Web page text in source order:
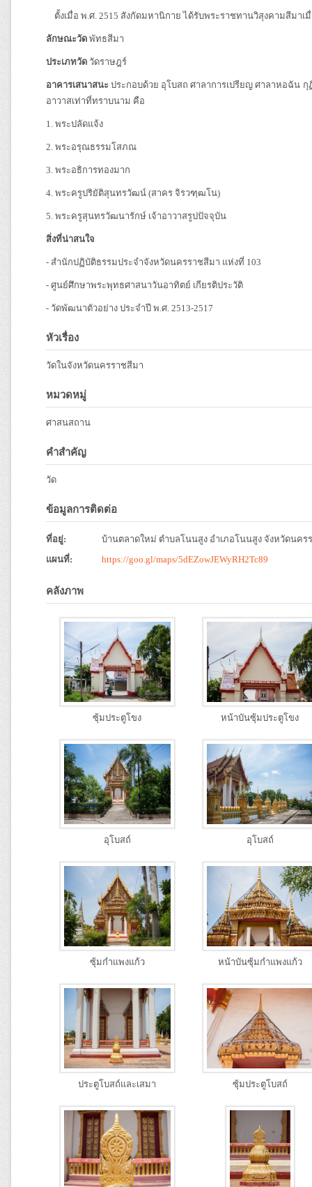
ตั้งเมื่อ พ.ศ. 2515 สังกัดมหานิกาย ได้รับพระราชทานวิสุงคามสีมาเมื่
ลักษณะวัด พัทธสีมา
ประเภทวัด วัดราษฎร์
อาคารเสนาสนะ ประกอบด้วย อุโบสถ ศาลาการเปรียญ ศาลาหอฉัน
อาวาสเท่าที่ทราบนาม คือ
1. พระปลัดแจ้ง
2. พระอรุณธรรมโสภณ
3. พระอธิการทองมาก
4. พระครูปริยัติสุนทรวัฒน์ (สาคร จิรวฑฺฒโน)
5. พระครูสุนทรวัฒนารักษ์ เจ้าอาวาสรูปปัจจุบัน
สิ่งที่น่าสนใจ
- สำนักปฏิบัติธรรมประจำจังหวัดนครราชสีมา แห่งที่ 103
- ศูนย์ศึกษาพระพุทธศาสนาวันอาทิตย์ เกียรติประวัติ
- วัดพัฒนาตัวอย่าง ประจำปี พ.ศ. 2513-2517
หัวเรื่อง
วัดในจังหวัดนครราชสีมา
หมวดหมู่
ศาสนสถาน
คำสำคัญ
วัด
ข้อมูลการติดต่อ
ที่อยู่:
บ้านตลาดใหม่ ตำบลโนนสูง อำเภอโนนสูง จังหวัดนคร
แผนที่:
https://goo.gl/maps/5dEZowJEWyRH2Tc89
คลังภาพ
ซุ้มประตูโขง หน้าบันซุ้มประตูโขง
อุโบสถ์ อุโบสถ์
ซุ้มกำแพงแก้ว หน้าบันซุ้มกำแพงแก้ว
ประตูโบสถ์และเสมา ซุ้มประตูโบสถ์